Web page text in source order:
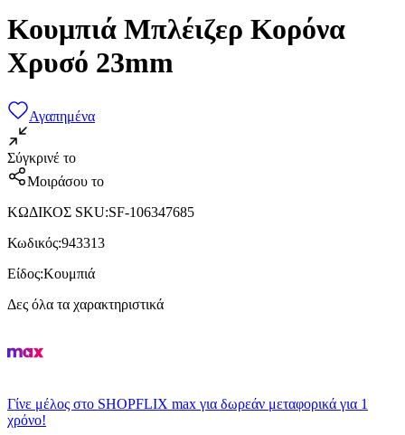
Κουμπιά Μπλέιζερ Κορόνα
Χρυσό 23mm
Αγαπημένα
Σύγκρινέ το
Μοιράσου το
ΚΩΔΙΚΟΣ SKU:SF-106347685
Κωδικός:943313
Είδος:Κουμπιά
Δες όλα τα χαρακτηριστικά
Γίνε μέλος στο SHOPFLIX max για δωρεάν μεταφορικά για 1
χρόνο!